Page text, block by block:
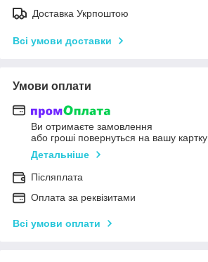
Доставка Укрпоштою
Всі умови доставки
Умови оплати
Ви отримаєте замовлення
або гроші повернуться на вашу картку
Детальніше
Післяплата
Оплата за реквізитами
Всі умови оплати